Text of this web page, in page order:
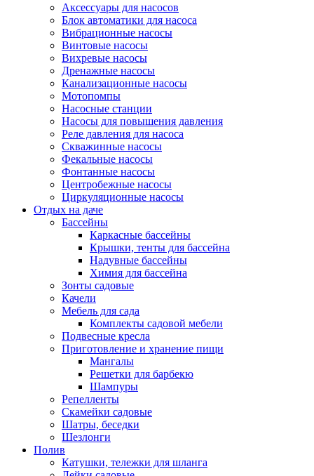
Аксессуары для насосов
Блок автоматики для насоса
Вибрационные насосы
Винтовые насосы
Вихревые насосы
Дренажные насосы
Канализационные насосы
Мотопомпы
Насосные станции
Насосы для повышения давления
Реле давления для насоса
Скважинные насосы
Фекальные насосы
Фонтанные насосы
Центробежные насосы
Циркуляционные насосы
Отдых на даче
Бассейны
Каркасные бассейны
Крышки, тенты для бассейна
Надувные бассейны
Химия для бассейна
Зонты садовые
Качели
Мебель для сада
Комплекты садовой мебели
Подвесные кресла
Приготовление и хранение пищи
Мангалы
Решетки для барбекю
Шампуры
Репелленты
Скамейки садовые
Шатры, беседки
Шезлонги
Полив
Катушки, тележки для шланга